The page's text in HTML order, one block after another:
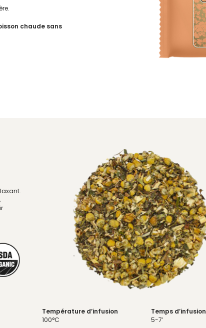
chaude sans
Température d’infusion
100°C
Temps d’infusion
5-7′